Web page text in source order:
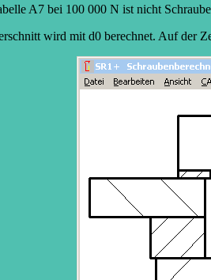
A7 bei 100 000 N ist nicht
wird mit d0 berechnet. Auf der